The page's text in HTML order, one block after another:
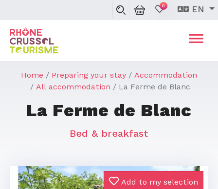
0 EN
Home Preparing your stay
Accommodation
All accommodation
La Ferme de Blanc
La Ferme de Blanc
Bed & breakfast
Add to my selection